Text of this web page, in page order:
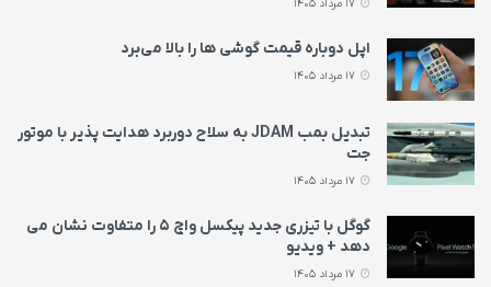
اپل دوباره قیمت‌ گوشی ها را بالا می‌برد
تبدیل بمب JDAM به سلاح دوربرد هدایت پذیر با موتور
جت
گوگل با تیزری جدید پیکسل واچ ۵ را متفاوت نشان می‌
دهد + ویدیو